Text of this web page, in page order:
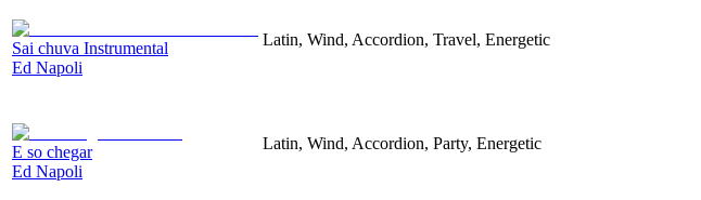
Sai chuva Instrumental
Ed Napoli
Latin, Wind, Accordion, Travel, Energetic
E so chegar
Ed Napoli
Latin, Wind, Accordion, Party, Energetic